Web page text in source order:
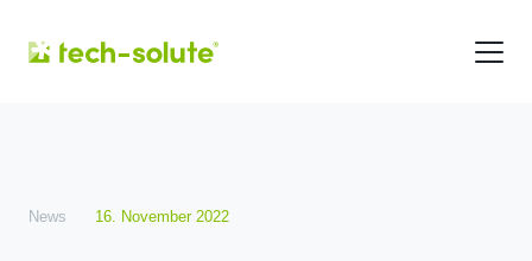
News 16. November 2022